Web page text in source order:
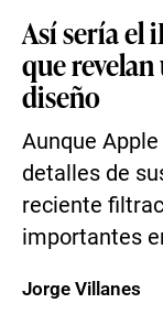
Así sería el
que
diseño
Aunque
detalles de
reciente
importantes
Jorge Villanes